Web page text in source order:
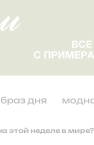
дня
этой неделе в мире?